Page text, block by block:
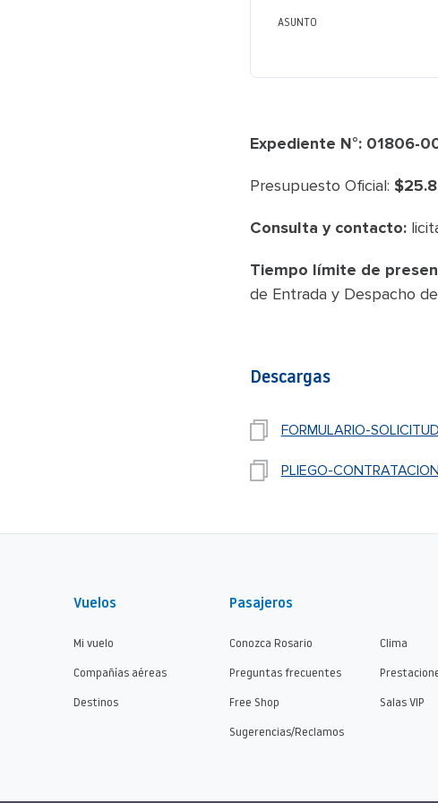
ASUNTO
Expediente N°: 01806-
Presupuesto Oficial:
Consulta y contacto:
Tiempo límite de
de Entrada y Despacho
Descargas
FORMULARIO-
PLIEGO-
Vuelos
Mi vuelo
Compañías aéreas
Destinos
Pasajeros
Conozca Rosario Clima
Preguntas frecuentes
Free Shop Salas VIP
Sugerencias/Reclamos